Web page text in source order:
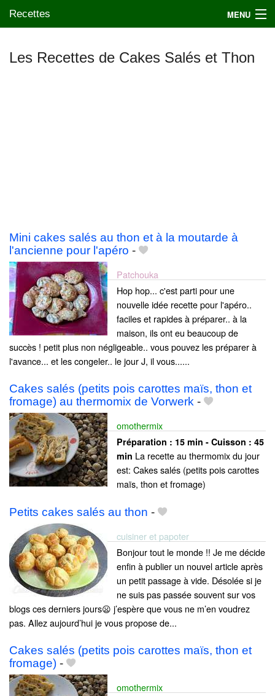
Recettes MENU
Les Recettes de Cakes Salés et Thon
Mini cakes salés au thon et à la moutarde à
l'ancienne pour l'apéro -
Patchouka
Hop hop... c'est parti pour une
nouvelle idée recette pour l'apéro..
faciles et rapides à préparer.. à la
maison, ils ont eu beaucoup de
succès ! petit plus non négligeable.. vous pouvez les préparer à
l'avance... et les congeler.. le jour J, il vous......
Cakes salés (petits pois carottes maïs, thon et
fromage) au thermomix de Vorwerk -
omothermix
Préparation : 15 min - Cuisson : 45
min La recette au thermomix du jour
est: Cakes salés (petits pois carottes
maïs, thon et fromage)
Petits cakes salés au thon -
cuisiner et papoter
Bonjour tout le monde !! Je me décide
enfin à publier un nouvel article après
un petit passage à vide. Désolée si je
ne suis pas passée souvent sur vos
blogs ces derniers jours😦 j’espère que vous ne m’en voudrez
pas. Allez aujourd’hui je vous propose de...
Cakes salés (petits pois carottes maïs, thon et
fromage) -
omothermix